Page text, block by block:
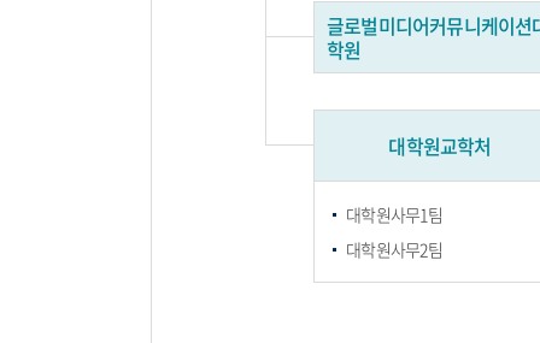
글로벌미디어커뮤니케이션
학원
대학원교학처
대학원사무1팀
대학원사무2팀